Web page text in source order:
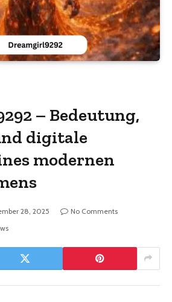
– Bedeutung,
digitale
modernen
28, 2025
No Comments